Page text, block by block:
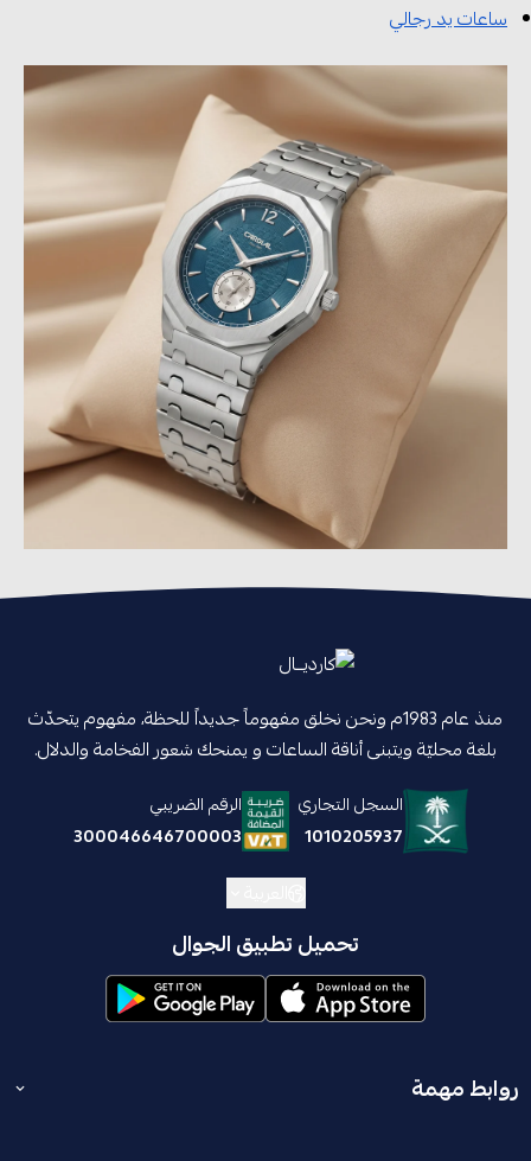
ساعات يد رجالي
روابط مهمة
منذ عام 1983م ونحن نخلق مفهوماً جديداً للحظة، مفهوم يتحدّث
بلغة محليّة ويتبنى أناقة الساعات و يمنحك شعور الفخامة والدلال.
السجل التجاري
1010205937
الرقم الضريبي
300046646700003
تحميل تطبيق الجوال